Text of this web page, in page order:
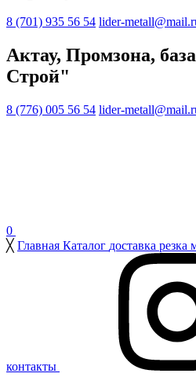
8 (701) 935 56 54 lider-
Актау, Промзона,
Строй"
8 (776) 005 56 54 lider-
0
╳ Главная Каталог доставка резка
контакты